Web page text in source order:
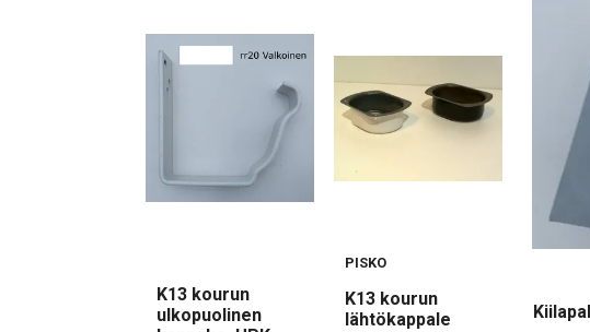
K13 kourun
ulkopuolinen
PISKO
K13 kourun
lähtökappale